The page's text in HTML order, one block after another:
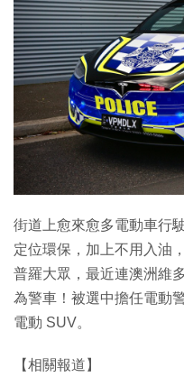
Enterprise Digital
特集
街道上愈來愈多電動車行
定位環保，加上不用入油
普羅大眾，最近連澳洲維
為警車！被選中擔任電動
電動 SUV。
【相關報道】